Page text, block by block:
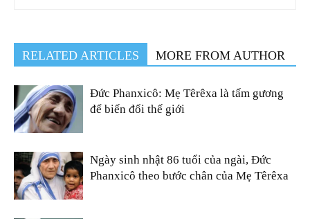
RELATED ARTICLES MORE FROM AUTHOR
Đức Phanxicô: Mẹ Têrêxa là tấm gương
để biến đổi thế giới
Ngày sinh nhật 86 tuổi của ngài, Đức
Phanxicô theo bước chân của Mẹ Têrêxa